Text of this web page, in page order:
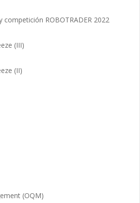
competición ROBOTRADER 2022
(III)
(II)
(OQM)